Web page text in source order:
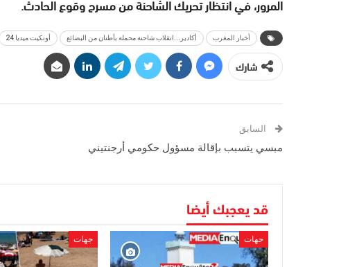
أخبار المغرب أكادير...انقلاب شاحنة محملة بأطنان من البضائع أونكيت ميديا 24
شارك
السابق
مبسي يتسبب بإقالة مسؤول حكومي أرجنتيني
قد يعجبك أيضا
جهات جهات